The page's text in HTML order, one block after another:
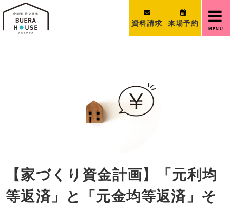
資料請求 来場予約
MENU
【家づくり資金計画】「元利均
等返済」と「元金均等返済」そ